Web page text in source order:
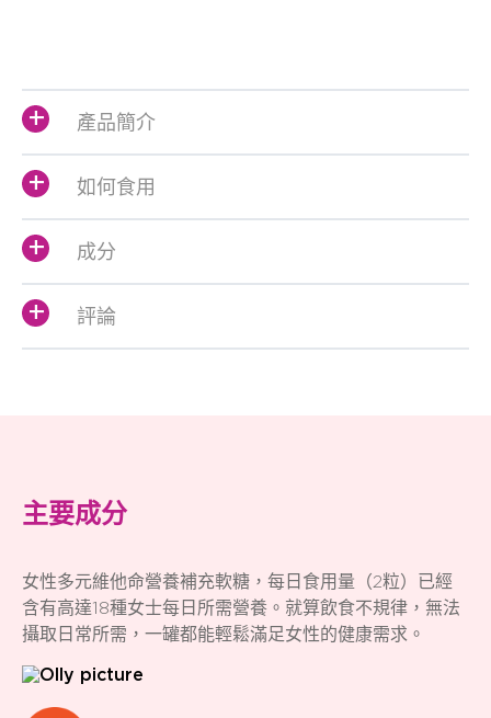
產品簡介
如何食用
成分
評論
主要成分
女性多元維他命營養補充軟糖，每日食用量（2粒）已經
含有高達18種女士每日所需營養。就算飲食不規律，無法
攝取日常所需，一罐都能輕鬆滿足女性的健康需求。